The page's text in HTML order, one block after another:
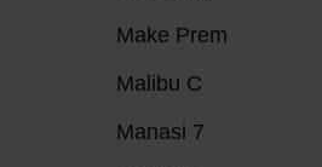
Make Prem
Malibu C
Manasi 7